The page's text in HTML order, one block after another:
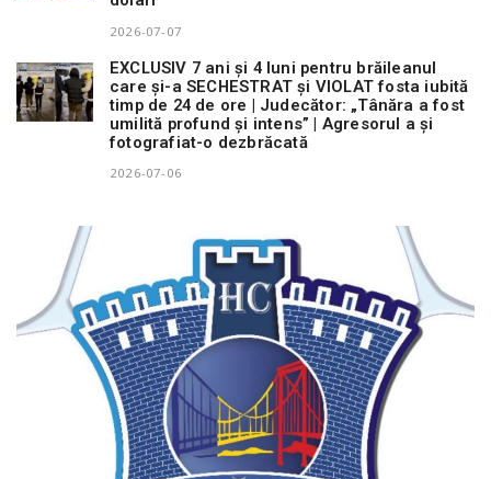
2026-07-07
EXCLUSIV 7 ani și 4 luni pentru brăileanul
care și-a SECHESTRAT și VIOLAT fosta iubită
timp de 24 de ore | Judecător: „Tânăra a fost
umilită profund și intens” | Agresorul a și
fotografiat-o dezbrăcată
2026-07-06